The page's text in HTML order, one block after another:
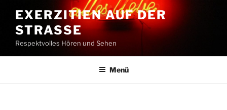
Inhalt
springen
EXERZITIEN AUF DER
STRASSE
Respektvolles Hören und Sehen
Menü